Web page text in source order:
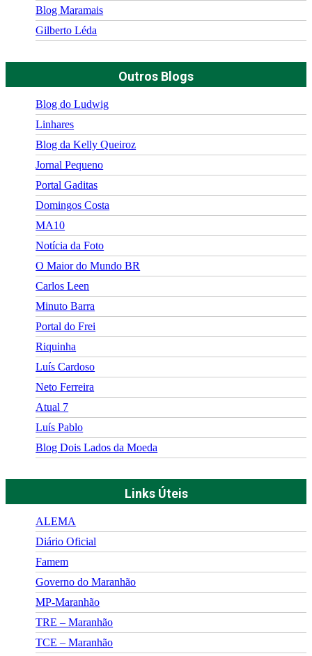
Blog Maramais
Gilberto Léda
Outros Blogs
Blog do Ludwig
Linhares
Blog da Kelly Queiroz
Jornal Pequeno
Portal Gaditas
Domingos Costa
MA10
Notícia da Foto
O Maior do Mundo BR
Carlos Leen
Minuto Barra
Portal do Frei
Riquinha
Luís Cardoso
Neto Ferreira
Atual 7
Luís Pablo
Blog Dois Lados da Moeda
Links Úteis
ALEMA
Diário Oficial
Famem
Governo do Maranhão
MP-Maranhão
TRE – Maranhão
TCE – Maranhão